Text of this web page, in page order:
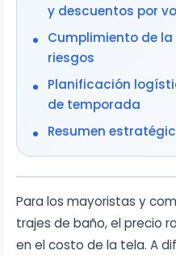
y descuentos por
Cumplimiento de
riesgos
Planificación
de temporada
Resumen
Para los mayoristas y
trajes de baño, el precio
en el costo de la tela. A